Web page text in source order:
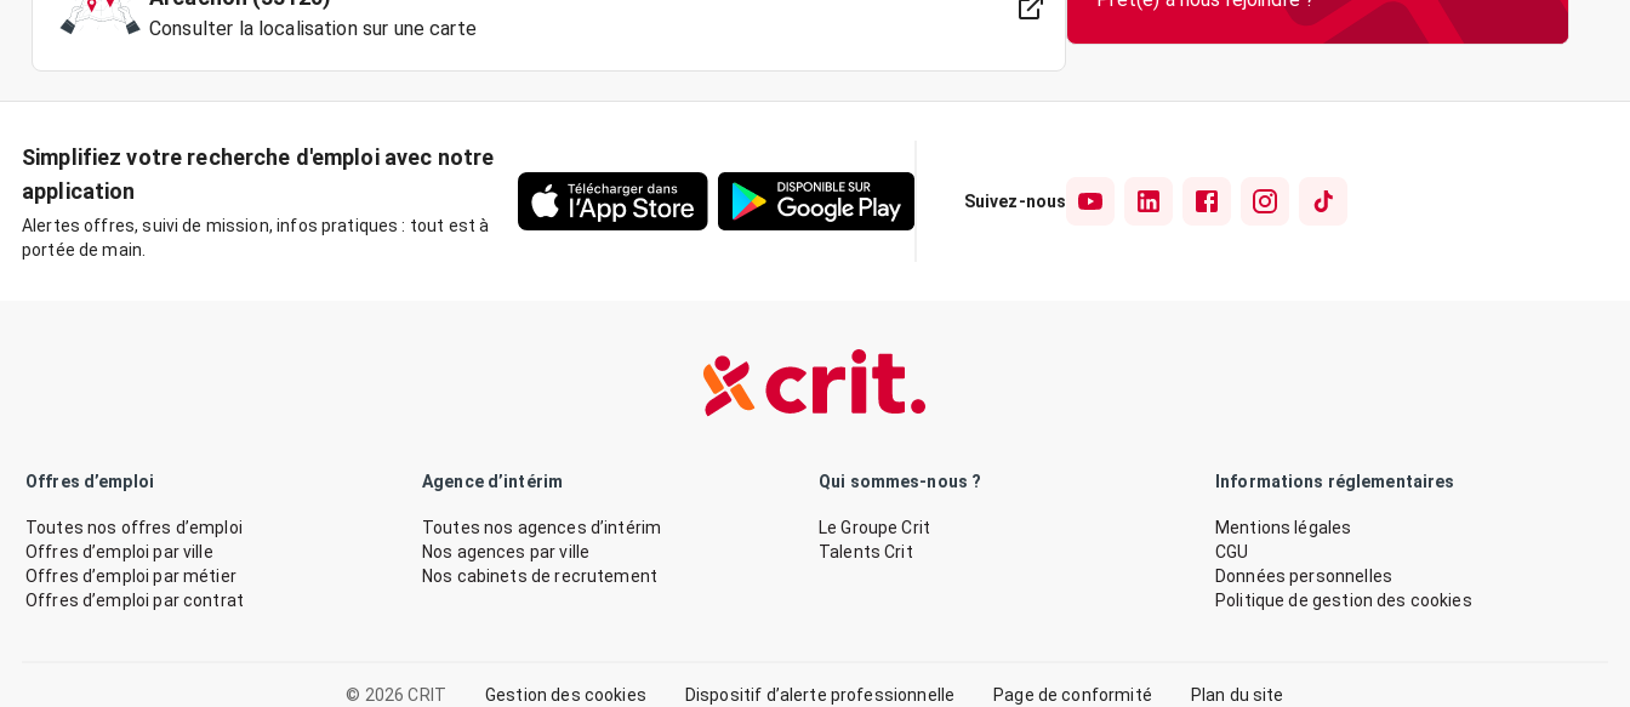
Consulter la localisation sur une carte
Simplifiez votre recherche d'emploi avec notre
application
Alertes offres, suivi de mission, infos pratiques : tout est à
portée de main.
Suivez-nous
Offres d’emploi
Toutes nos offres d’emploi
Offres d’emploi par ville
Offres d’emploi par métier
Offres d’emploi par contrat
Agence d’intérim
Toutes nos agences d’intérim
Nos agences par ville
Nos cabinets de recrutement
Qui sommes-nous ?
Le Groupe Crit
Talents Crit
Informations réglementaires
Mentions légales
CGU
Données personnelles
Politique de gestion des cookies
© 2026 CRIT Gestion des cookies Dispositif d’alerte professionnelle Page de conformité Plan du site